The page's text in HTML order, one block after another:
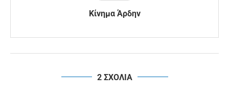
Κίνημα Άρδην
2 ΣΧΟΛΙΑ